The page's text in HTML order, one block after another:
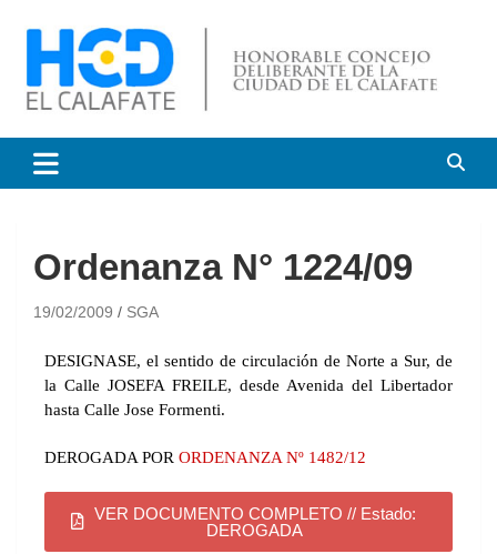
Honorable Concejo
Deliberante de El Calafate
Ordenanza N° 1224/09
19/02/2009 SGA
DESIGNASE, el sentido de circulación de Norte a Sur, de
la Calle JOSEFA FREILE, desde Avenida del Libertador
hasta Calle Jose Formenti.
DEROGADA POR ORDENANZA Nº 1482/12
VER DOCUMENTO COMPLETO // Estado:
DEROGADA